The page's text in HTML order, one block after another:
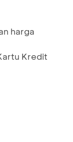
harga
Kredit